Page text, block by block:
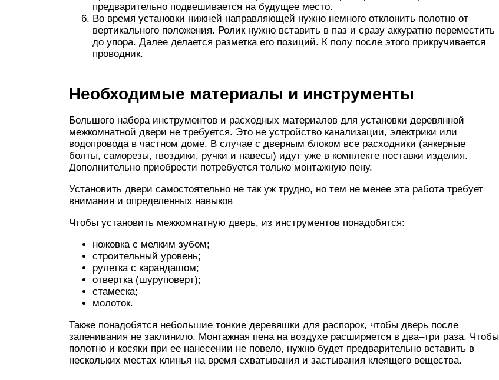
предварительно подвешивается на будущее место.
Во время установки нижней направляющей нужно немного отклонить полотно от
вертикального положения. Ролик нужно вставить в паз и сразу аккуратно переместить
до упора. Далее делается разметка его позиций. К полу после этого прикручивается
проводник.
Необходимые материалы и инструменты
Большого набора инструментов и расходных материалов для установки деревянной
межкомнатной двери не требуется. Это не устройство канализации, электрики или
водопровода в частном доме. В случае с дверным блоком все расходники (анкерные
болты, саморезы, гвоздики, ручки и навесы) идут уже в комплекте поставки изделия.
Дополнительно приобрести потребуется только монтажную пену.
Установить двери самостоятельно не так уж трудно, но тем не менее эта работа требует
внимания и определенных навыков
Чтобы установить межкомнатную дверь, из инструментов понадобятся:
ножовка с мелким зубом;
строительный уровень;
рулетка с карандашом;
отвертка (шуруповерт);
стамеска;
молоток.
Также понадобятся небольшие тонкие деревяшки для распорок, чтобы дверь после
запенивания не заклинило. Монтажная пена на воздухе расширяется в два–три раза. Чтобы
полотно и косяки при ее нанесении не повело, нужно будет предварительно вставить в
нескольких местах клинья на время схватывания и застывания клеящего вещества.